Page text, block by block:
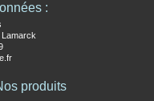
:
produits